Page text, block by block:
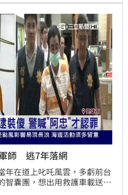
準桿15桿273桿，以兩桿勝
軍與獎金9萬美元。
師 逃7年落網
年在道上叱吒風雲，多虧前台
智囊團，想出用救護車載送槍